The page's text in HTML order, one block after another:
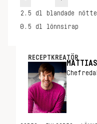
2.5 dl
blandade
0.5 dl lönnsirap
RECEPTKREATÖR